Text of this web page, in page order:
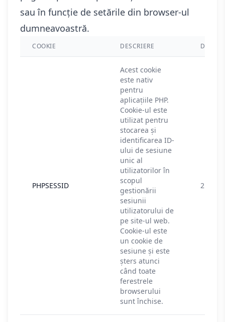
sau în funcție de setările din browser-ul
dumneavoastră.
COOKIE DESCRIERE DURATĂ
PHPSESSID
Acest cookie
este nativ
pentru
aplicațiile PHP.
Cookie-ul este
utilizat pentru
stocarea și
identificarea ID-
ului de sesiune
unic al
utilizatorilor în
scopul
gestionării
sesiunii
utilizatorului de
pe site-ul web.
Cookie-ul este
un cookie de
sesiune și este
șters atunci
când toate
ferestrele
browserului
sunt închise.
2 luni